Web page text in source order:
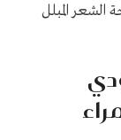
الشعر المبلل